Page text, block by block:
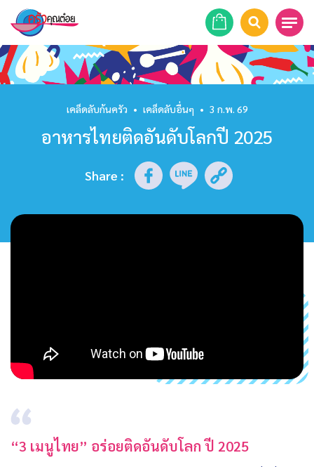
หน้าแรก
สูตรอาหาร
ร้านอาหาร
รายการย้อนหลัง
เคล็ดลับก้นครัว • เคล็ดลับอื่นๆ • 3 ก.พ. 69
อาหารไทยติดอันดับโลกปี 2025
Share :
“3 เมนูไทย” อร่อยติดอันดับโลก ปี 2025